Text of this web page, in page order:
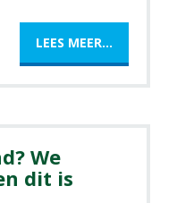
LEES MEER...
We
dit is